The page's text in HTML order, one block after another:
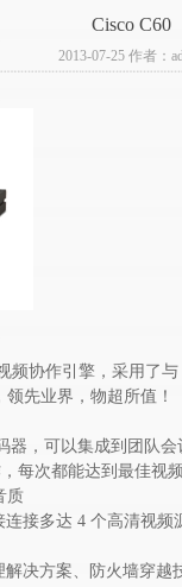
Cisco C60
2013-07-25 作者：
频协作引擎，采用了
先业界，物超所值！
器，可以集成到团队
每次都能达到最佳视
质
接多达 4 个高清视
决方案、防火墙穿越